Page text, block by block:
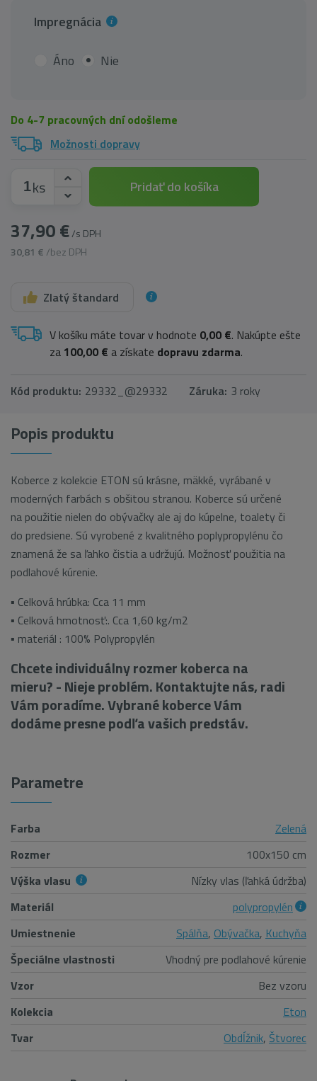
Impregnácia
Áno Nie
Do 4-7 pracovných dní odošleme
Možnosti dopravy
ks
37,90 €/s DPH
30,81 € /bez DPH
Pridať do košíka
Zlatý štandard
V košíku máte tovar v hodnote 0,00 €. Nakúpte ešte
za 100,00 € a získate dopravu zdarma.
Kód produktu: 29332_@29332 Záruka: 3 roky
Popis produktu
Koberce z kolekcie ETON sú krásne, mäkké, vyrábané v
moderných farbách s obšitou stranou. Koberce sú určené
na použitie nielen do obývačky ale aj do kúpelne, toalety či
do predsiene. Sú vyrobené z kvalitného poplypropylénu čo
znamená že sa ľahko čistia a udržujú. Možnosť použitia na
podlahové kúrenie.
▪ Celková hrúbka: Cca 11 mm
▪ Celková hmotnosť:. Cca 1,60 kg/m2
▪ materiál : 100% Polypropylén
Chcete individuálny rozmer koberca na
mieru? - Nieje problém. Kontaktujte nás, radi
Vám poradíme. Vybrané koberce Vám
dodáme presne podľa vašich predstáv.
Parametre
Farba
Zelená
Rozmer
100x150 cm
Výška vlasu
Nízky vlas (ľahká údržba)
Materiál
polypropylén
Umiestnenie
Spálňa, Obývačka, Kuchyňa
Špeciálne vlastnosti
Vhodný pre podlahové kúrenie
Vzor
Bez vzoru
Kolekcia
Eton
Tvar
Obdĺžnik, Štvorec